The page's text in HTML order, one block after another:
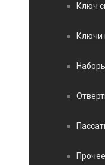
Ключ
Ключи
Прочее